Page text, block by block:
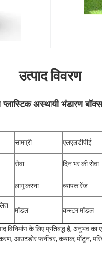
उत्पाद विवरण
अस्थायी भंडारण बॉक्स
सामग्री एलएलडीपीई
सेवा दिन भर की सेवा
लागू करना व्यापक रेंज
मॉडल कस्टम मॉडल
विनिर्माण के लिए प्रतिबद्ध है, अनुभव
आउटडोर फर्नीचर, कयाक, पोंटून,